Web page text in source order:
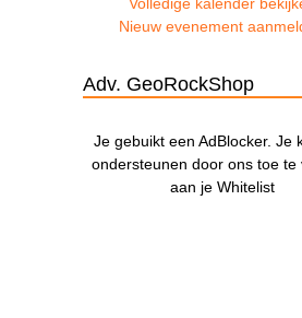
Nieuw evenement
Adv. GeoRockShop
Je gebuikt een AdBlocker. Je
ondersteunen door ons toe te
aan je Whitelist